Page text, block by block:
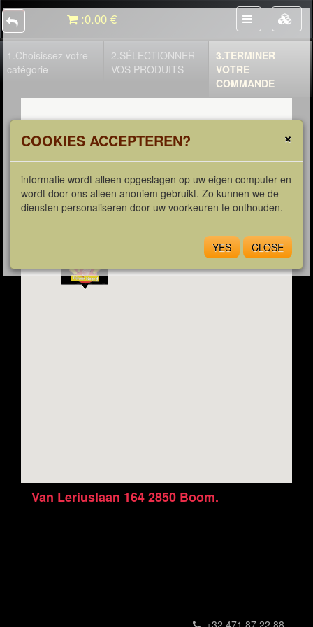
:0.00 €
1.Choisissez votre
catégorie
2.SÉLECTIONNER
VOS PRODUITS
3.TERMINER
VOTRE
COMMANDE
Van Leriuslaan 164 2850 Boom.
+32 471 87 22 88
×
COOKIES ACCEPTEREN?
informatie wordt alleen opgeslagen op uw eigen computer en
wordt door ons alleen anoniem gebruikt. Zo kunnen we de
diensten personaliseren door uw voorkeuren te onthouden.
YES CLOSE